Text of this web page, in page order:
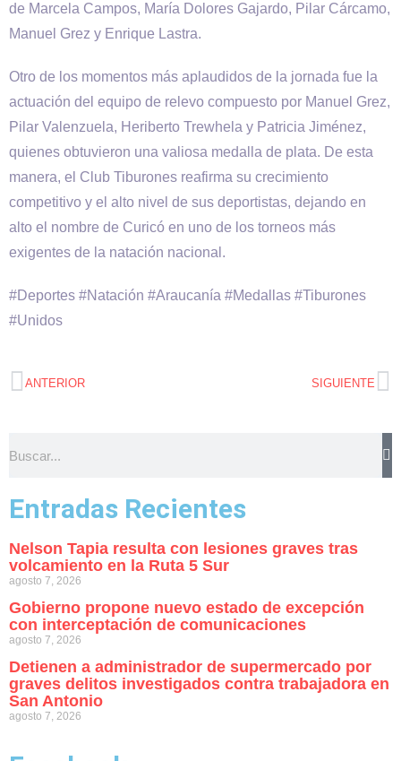
de Marcela Campos, María Dolores Gajardo, Pilar Cárcamo,
Manuel Grez y Enrique Lastra.
Otro de los momentos más aplaudidos de la jornada fue la
actuación del equipo de relevo compuesto por Manuel Grez,
Pilar Valenzuela, Heriberto Trewhela y Patricia Jiménez,
quienes obtuvieron una valiosa medalla de plata. De esta
manera, el Club Tiburones reafirma su crecimiento
competitivo y el alto nivel de sus deportistas, dejando en
alto el nombre de Curicó en uno de los torneos más
exigentes de la natación nacional.
#Deportes #Natación #Araucanía #Medallas #Tiburones
#Unidos
ANTERIOR SIGUIENTE
Entradas Recientes
Nelson Tapia resulta con lesiones graves tras
volcamiento en la Ruta 5 Sur
agosto 7, 2026
Gobierno propone nuevo estado de excepción
con interceptación de comunicaciones
agosto 7, 2026
Detienen a administrador de supermercado por
graves delitos investigados contra trabajadora en
San Antonio
agosto 7, 2026